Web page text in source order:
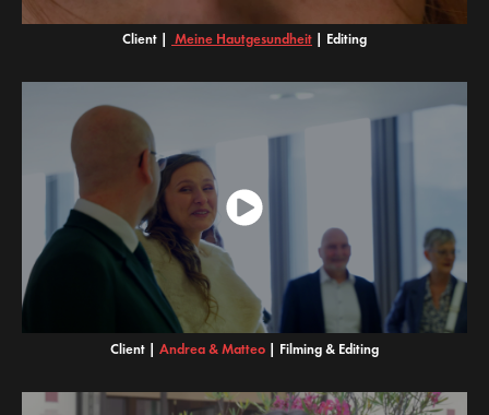
Client | Meine Hautgesundheit Editing
Client | Andrea & Matteo | Filming & Editing